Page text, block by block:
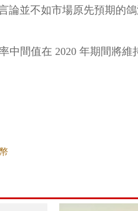
並不如市場原先預期的
中間值在 2020 年期間將